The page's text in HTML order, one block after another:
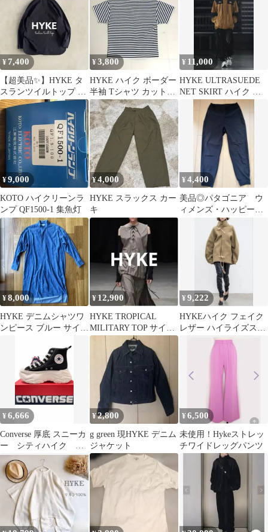
¥ 7,400
【超美品✨】HYKE タ
スランツイルトップ ブ
ラック サイズ1 長袖 ゆ
ったり
¥3,800
HYKE ハイク ボーダー
半袖 Tシャツ カットソ
ー
¥ 11,000
HYKE ULTRASUEDE
NET SKIRT ハイク ス
エードスカート
¥9,000
KOTO ハイクリーンラ
ンプ QF1500-1 集魚灯
¥4,000
HYKE スラックス カー
キ
¥4,400
美品◎パタゴニア ウ
ィメンズ・ハッピー・
ハイク・ステューディ
オ・パンツ
¥8,000
HYKE デニムシャツワ
ンピース ブルー サイズ
¥ 12,900
HYKE TROPICAL
MILITARY TOP サイズ
1 美品
¥9,222
HYKEハイク フェイク
レザー ハイライズスキ
ニーパンツ
¥6,666
Converse 厚底 スニーカ
ー シティハイク ブ
ラック
¥2,800
g green 現HYKE デニム
ジャケット
¥6,500
未使用！Hykeストレッ
チワイドレッグパンツ